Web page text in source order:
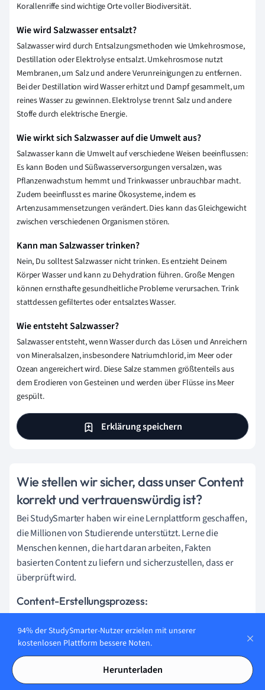
Korallenriffe sind wichtige Orte voller Biodiversität.
Wie wird Salzwasser entsalzt?
Salzwasser wird durch Entsalzungsmethoden wie Umkehrosmose,
Destillation oder Elektrolyse entsalzt. Umkehrosmose nutzt
Membranen, um Salz und andere Verunreinigungen zu entfernen.
Bei der Destillation wird Wasser erhitzt und Dampf gesammelt, um
reines Wasser zu gewinnen. Elektrolyse trennt Salz und andere
Stoffe durch elektrische Energie.
Wie wirkt sich Salzwasser auf die Umwelt aus?
Salzwasser kann die Umwelt auf verschiedene Weisen beeinflussen:
Es kann Boden und Süßwasserversorgungen versalzen, was
Pflanzenwachstum hemmt und Trinkwasser unbrauchbar macht.
Zudem beeinflusst es marine Ökosysteme, indem es
Artenzusammensetzungen verändert. Dies kann das Gleichgewicht
zwischen verschiedenen Organismen stören.
Kann man Salzwasser trinken?
Nein, Du solltest Salzwasser nicht trinken. Es entzieht Deinem
Körper Wasser und kann zu Dehydration führen. Große Mengen
können ernsthafte gesundheitliche Probleme verursachen. Trink
stattdessen gefiltertes oder entsalztes Wasser.
Wie entsteht Salzwasser?
Salzwasser entsteht, wenn Wasser durch das Lösen und Anreichern
von Mineralsalzen, insbesondere Natriumchlorid, im Meer oder
Ozean angereichert wird. Diese Salze stammen größtenteils aus
dem Erodieren von Gesteinen und werden über Flüsse ins Meer
gespült.
Erklärung speichern
Wie stellen wir sicher, dass unser Content
korrekt und vertrauenswürdig ist?
Bei StudySmarter haben wir eine Lernplattform geschaffen,
die Millionen von Studierende unterstützt. Lerne die
Menschen kennen, die hart daran arbeiten, Fakten
basierten Content zu liefern und sicherzustellen, dass er
überprüft wird.
Content-Erstellungsprozess:
Lily Hulatt
Digital Content Specialist
94% der StudySmarter-Nutzer erzielen mit unserer
kostenlosen Plattform bessere Noten.
Herunterladen